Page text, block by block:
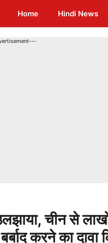
Home Hindi News
चीन से
करने का दावा